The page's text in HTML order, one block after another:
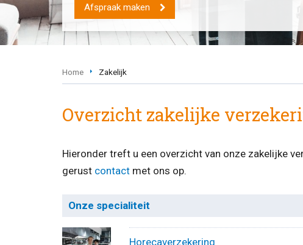
Afspraak maken
Home Zakelijk
Overzicht zakelijke
Hieronder treft u een overzicht van onze zakelijke
gerust contact met ons op.
Onze specialiteit
Horecaverzekering